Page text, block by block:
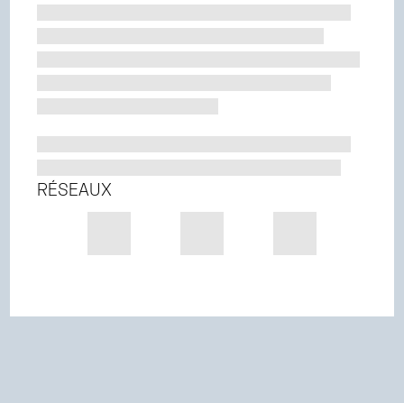
RÉSEAUX